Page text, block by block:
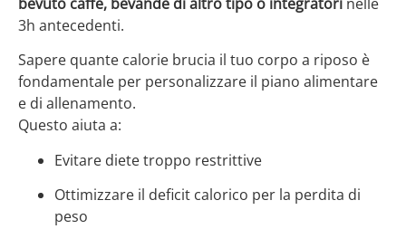
3h antecedenti.
Sapere quante calorie brucia il tuo corpo a riposo è
fondamentale per personalizzare il piano alimentare
e di allenamento.
Questo aiuta a:
Evitare diete troppo restrittive
Ottimizzare il deficit calorico per la perdita di
peso